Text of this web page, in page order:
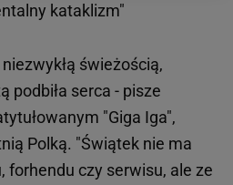
kataklizm"
świeżością,
podbiła serca - pisze
"Giga Iga",
Polką. "Świątek nie ma
forhendu czy serwisu, ale ze